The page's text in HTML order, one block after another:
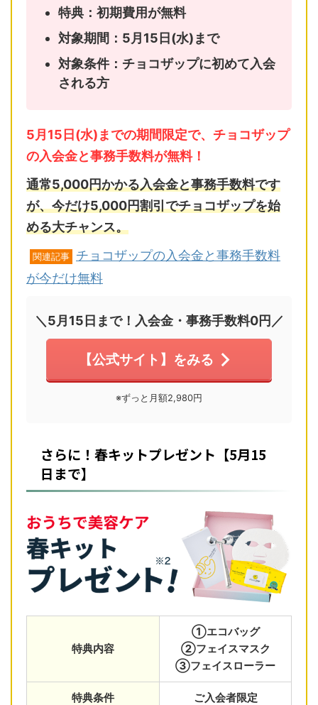
特典：初期費用が無料
対象期間：5月15日(水)まで
対象条件：チョコザップに初めて入会
される方
5月15日(水)までの期間限定で、チョコザップ
の入会金と事務手数料が無料！
通常5,000円かかる入会金と事務手数料です
が、今だけ5,000円割引でチョコザップを始
める大チャンス。
関連記事
チョコザップの入会金と事務手数料
が今だけ無料
＼5月15日まで！入会金・事務手数料0円／
【公式サイト】をみる
※ずっと月額2,980円
さらに！春キットプレゼント【5月15
日まで】
特典内容
①エコバッグ
②フェイスマスク
③フェイスローラー
特典条件 ご入会者限定